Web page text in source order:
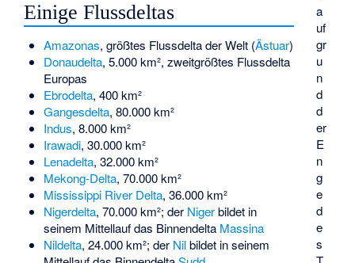
a
uf
gr
u
n
d
d
er
E
n
g
e
d
e
s
Einige Flussdeltas
Amazonas, größtes Flussdelta der Welt (Ästuar)
Donaudelta, 5.000 km², zweitgrößtes Flussdelta
Europas
Ebrodelta, 400 km²
Gangesdelta, 80.000 km²
Indus, 8.000 km²
Irawadi, 30.000 km²
Lenadelta, 32.000 km²
Mekong-Delta, 70.000 km²
Mississippi River Delta, 36.000 km²
Nigerdelta, 70.000 km²; der Nigerbildet in
seinem Mittellauf das Binnendelta Massina
Nildelta, 24.000 km²; der Nilbildet in seinem